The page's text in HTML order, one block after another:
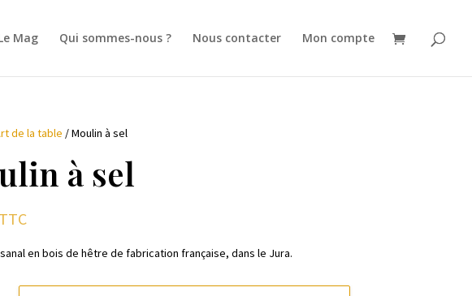
Mag Qui sommes-nous ? Nous contacter Mon compte
de la table / Moulin à sel
à sel
TTC
en bois de hêtre de fabrication française, dans le Jura.